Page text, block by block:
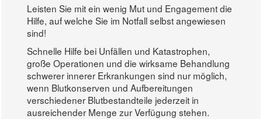
Leisten Sie mit ein wenig Mut und Engagement die
Hilfe, auf welche Sie im Notfall selbst angewiesen
sind!
Schnelle Hilfe bei Unfällen und Katastrophen,
große Operationen und die wirksame Behandlung
schwerer innerer Erkrankungen sind nur möglich,
wenn Blutkonserven und Aufbereitungen
verschiedener Blutbestandteile jederzeit in
ausreichender Menge zur Verfügung stehen.